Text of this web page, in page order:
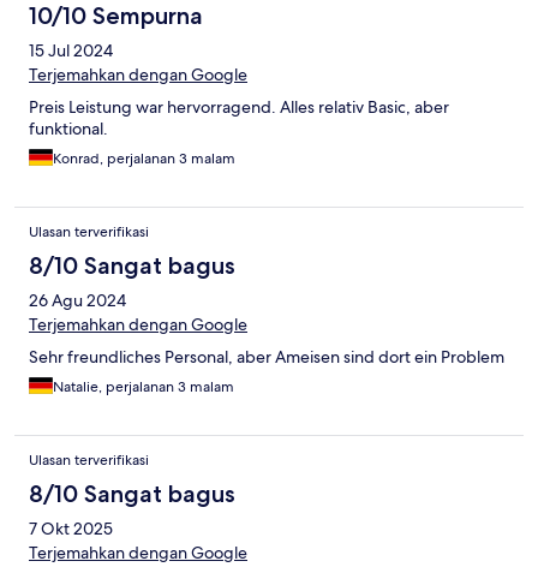
10/10 Sempurna
15 Jul 2024
Terjemahkan dengan Google
Preis Leistung war hervorragend. Alles relativ Basic, aber
funktional.
Konrad, perjalanan 3 malam
Ulasan terverifikasi
8/10 Sangat bagus
26 Agu 2024
Terjemahkan dengan Google
Sehr freundliches Personal, aber Ameisen sind dort ein Problem
Natalie, perjalanan 3 malam
Ulasan terverifikasi
8/10 Sangat bagus
7 Okt 2025
Terjemahkan dengan Google